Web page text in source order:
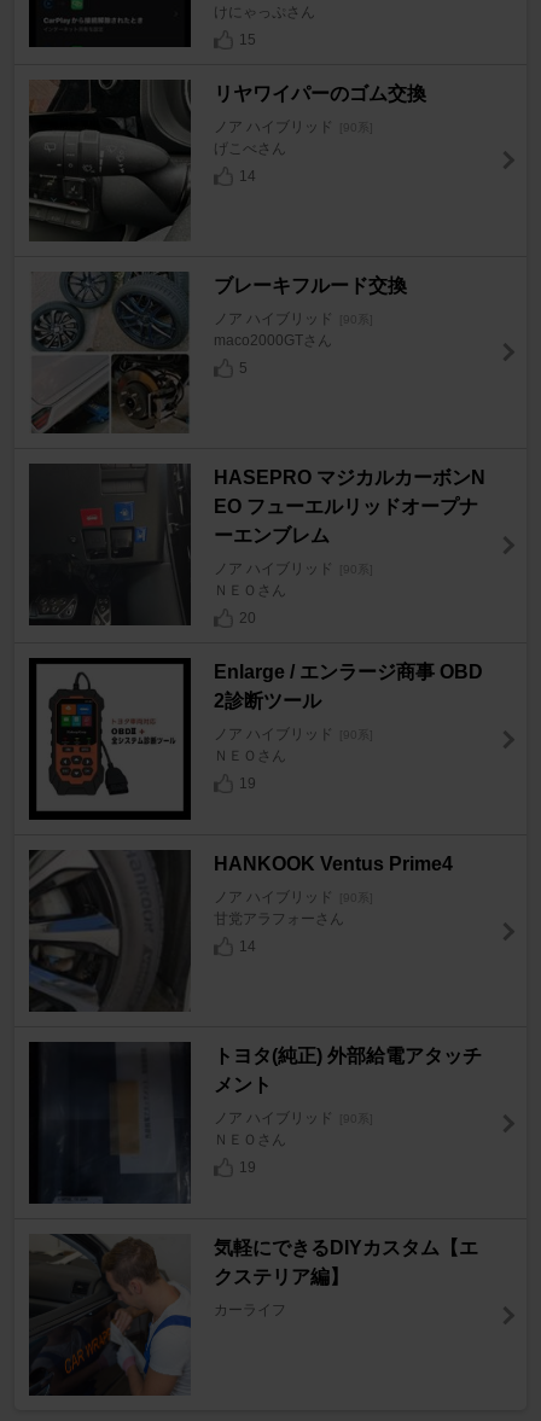
けにゃっぷさん
15
リヤワイパーのゴム交換
ノア ハイブリッド [90系]
げこべさん
14
ブレーキフルード交換
ノア ハイブリッド [90系]
maco2000GTさん
5
HASEPRO マジカルカーボンN
EO フューエルリッドオープナ
ーエンブレム
ノア ハイブリッド [90系]
ＮＥＯさん
20
Enlarge / エンラージ商事 OBD
2診断ツール
ノア ハイブリッド [90系]
ＮＥＯさん
19
HANKOOK Ventus Prime4
ノア ハイブリッド [90系]
甘党アラフォーさん
14
トヨタ(純正) 外部給電アタッチ
メント
ノア ハイブリッド [90系]
ＮＥＯさん
19
気軽にできるDIYカスタム【エ
クステリア編】
カーライフ